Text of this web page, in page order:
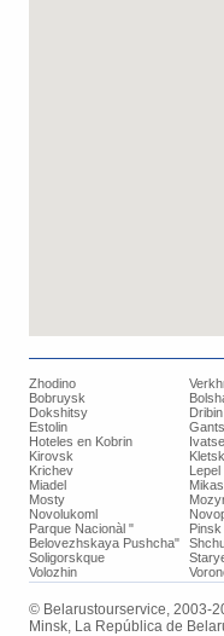
Zhodino
Bobruysk
Dokshitsy
Dribin
Estolin
Hoteles en Kobrin
Kirovsk
Kletsk
Krichev
Lepel
Miadel
Mosty
Novolukoml
Parque Nacionàl "
Belovezhskaya Pushcha"
Pinsk
Soligorskque
Volozhin
© ​Belarustourservice, 2003-
Minsk, La República de